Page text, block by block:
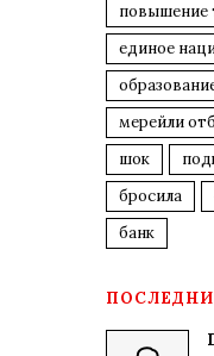
повышение
единое
мерейли
шок
бросила
банк